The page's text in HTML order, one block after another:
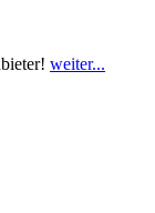
weiter...